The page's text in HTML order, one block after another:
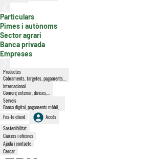
Particulars
Pimes i autònoms, secció activa
Sector agrari
Banca privada
Empreses
Productes
Cobraments, targetes, pagaments...
Internacional
Comerç exterior, divises,...
Serveis
Banca digital, pagaments mòbil,...
Fes-te client
Accés
Sostenibilitat
Caixers i oficines
Ajuda i contacte
Cercar